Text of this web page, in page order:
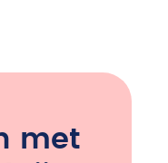
met